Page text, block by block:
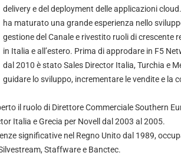
delivery e del deployment delle applicazioni
ha maturato una grande esperienza nello
gestione del Canale e rivestito ruoli di crescente
in Italia e all’estero. Prima di approdare in F5
dal 2010 è stato Sales Director Italia, Turchia e
guidare lo sviluppo, incrementare le vendite e la
il ruolo di Direttore Commerciale Southern
Italia e Grecia per Novell dal 2003 al 2005.
significative nel Regno Unito dal 1989,
Staffware e Banctec.